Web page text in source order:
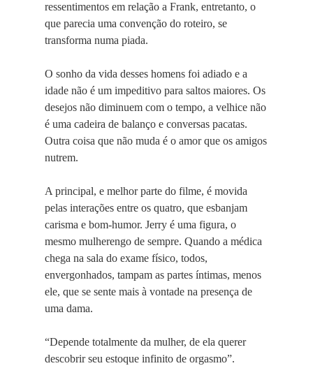
ressentimentos em relação a Frank, entretanto, o
que parecia uma convenção do roteiro, se
transforma numa piada.
O sonho da vida desses homens foi adiado e a
idade não é um impeditivo para saltos maiores. Os
desejos não diminuem com o tempo, a velhice não
é uma cadeira de balanço e conversas pacatas.
Outra coisa que não muda é o amor que os amigos
nutrem.
A principal, e melhor parte do filme, é movida
pelas interações entre os quatro, que esbanjam
carisma e bom-humor. Jerry é uma figura, o
mesmo mulherengo de sempre. Quando a médica
chega na sala do exame físico, todos,
envergonhados, tampam as partes íntimas, menos
ele, que se sente mais à vontade na presença de
uma dama.
“Depende totalmente da mulher, de ela querer
descobrir seu estoque infinito de orgasmo”.